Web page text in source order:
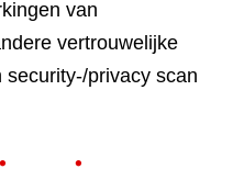
van
vertrouwelijke
privacy scan